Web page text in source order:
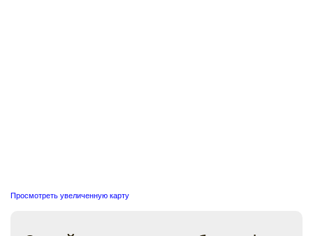
Просмотреть увеличенную карту